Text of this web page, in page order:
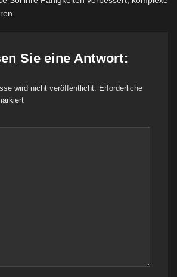
Sie eine Antwort:
wird nicht veröffentlicht. Erforderliche